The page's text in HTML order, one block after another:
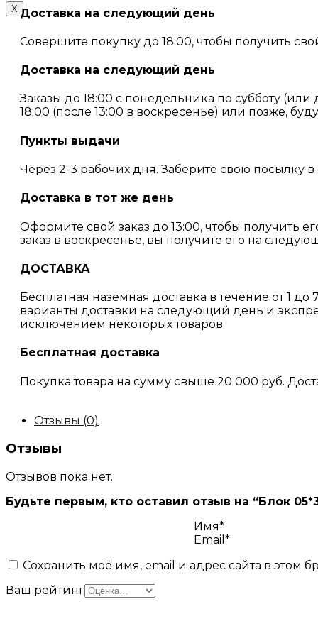
X Доставка на следующий день
Совершите покупку до 18:00, чтобы получить
Доставка на следующий день
Заказы до 18:00 с понедельника по субботу
18:00 (после 13:00 в воскресенье) или позже,
Пункты выдачи
Через 2-3 рабочих дня. Заберите свою посылку
Доставка в тот же день
Оформите свой заказ до 13:00, чтобы получить
заказ в воскресенье, вы получите его на
ДОСТАВКА
Бесплатная наземная доставка в течение от 1
варианты доставки на следующий день и
исключением некоторых товаров
Бесплатная доставка
Покупка товара на сумму свыше 20 000 руб.
Отзывы (0)
Отзывы
Отзывов пока нет.
Будьте первым, кто оставил отзыв на “Блок
Имя*
Email*
Сохранить моё имя, email и адрес сайта в этом
Ваш рейтинг